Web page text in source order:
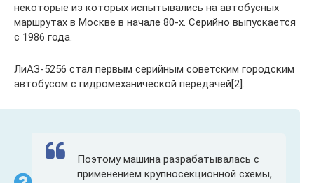
некоторые из которых испытывались на автобусных
маршрутах в Москве в начале 80-х. Серийно выпускается
с 1986 года.
ЛиАЗ-5256 стал первым серийным советским городским
автобусом с гидромеханической передачей[2].
Поэтому машина разрабатывалась с
применением крупносекционной схемы,